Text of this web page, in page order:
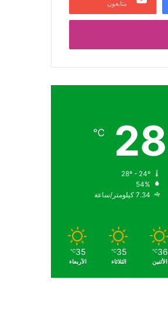
متابعون
28
℃
54%
7.34 كيلومتر/ساعة
36
℃
الأثنين
35
℃
الثلاثاء
35
℃
الأربعاء